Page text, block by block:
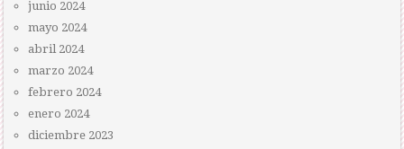
junio 2024
mayo 2024
abril 2024
marzo 2024
febrero 2024
enero 2024
diciembre 2023